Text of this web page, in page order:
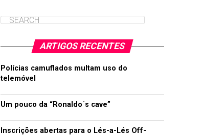
ARTIGOS RECENTES
Polícias camuflados multam uso do
telemóvel
Um pouco da “Ronaldo´s cave”
Inscrições abertas para o Lés-a-Lés Off-